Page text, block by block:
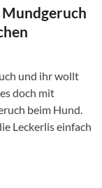
und ihr wollt
doch mit
beim Hund.
Leckerlis einfach